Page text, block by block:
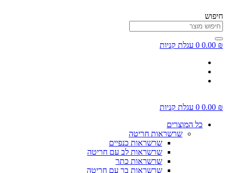
חיפוש
0.00 ₪
0 עגלת קניות
0.00 ₪
0 עגלת קניות
כל המוצרים
שרשראות חריטה
שרשראות כנפיים
שרשראות לב עם חריטה
שרשראות כתר
שרשראות בר עם חריטה